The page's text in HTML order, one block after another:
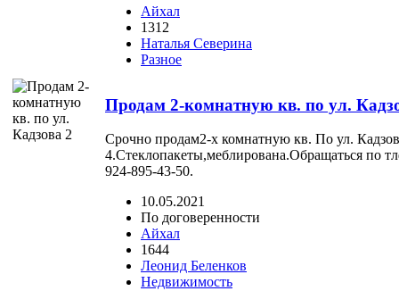
Айхал
1312
Наталья Северина
Разное
Продам 2-комнатную кв. по ул.
Срочно продам2-х комнатную кв. По ул.
4.Стеклопакеты,меблирована.Обращаться по
924-895-43-50.
10.05.2021
По договеренности
Айхал
1644
Леонид Беленков
Недвижимость